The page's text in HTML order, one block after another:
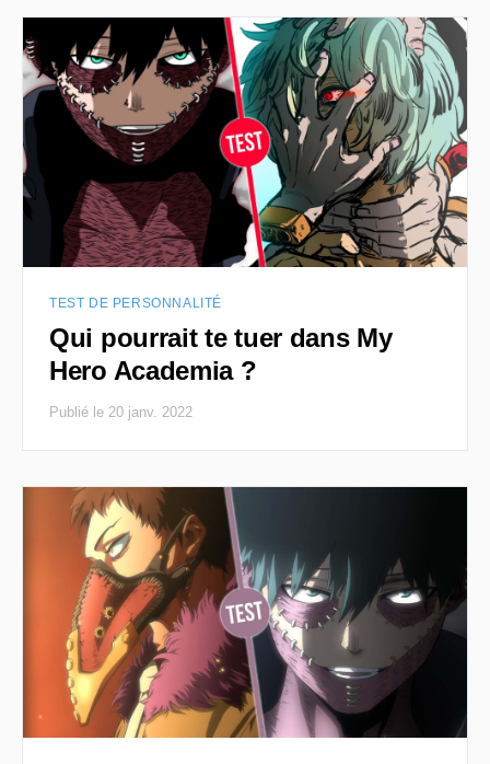
TEST DE PERSONNALITÉ
Qui pourrait te tuer dans My
Hero Academia ?
Publié le 20 janv. 2022